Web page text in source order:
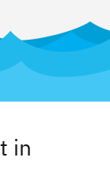
in